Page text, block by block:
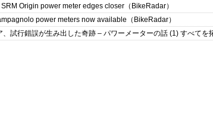
Origin power meter edges closer（BikeRadar）
power meters now available（BikeRadar）
、試行錯誤が生み出した奇跡 – パワーメーターの話 (1) すべてを